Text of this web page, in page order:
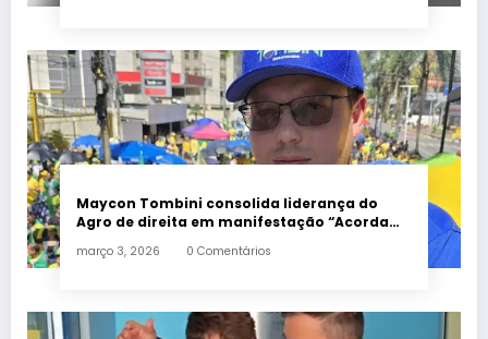
Maycon Tombini consolida liderança do
Agro de direita em manifestação “Acorda
março 3, 2026 0 Comentários